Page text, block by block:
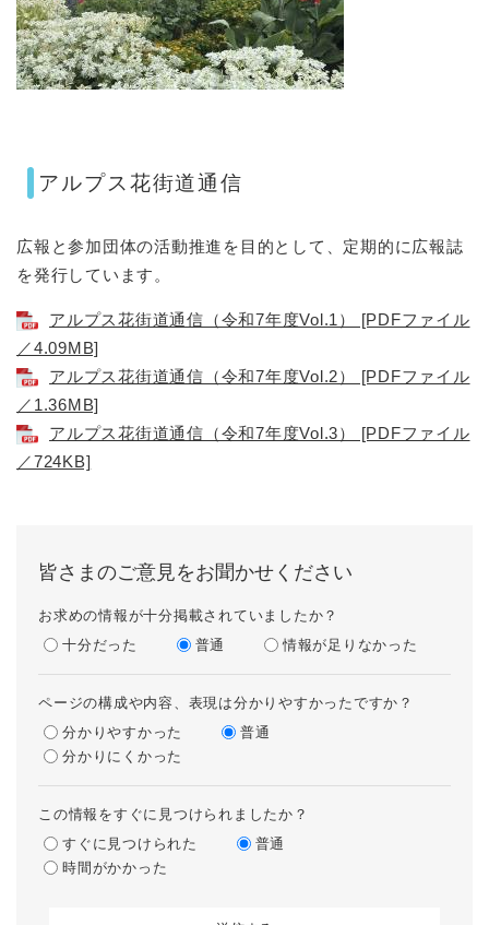
アルプス花街道通信
広報と参加団体の活動推進を目的として、定期的に広報誌
を発行しています。
アルプス花街道通信（令和7年度Vol.1） [PDFファイル
／4.09MB]
アルプス花街道通信（令和7年度Vol.2） [PDFファイル
／1.36MB]
アルプス花街道通信（令和7年度Vol.3） [PDFファイル
／724KB]
皆さまのご意見をお聞かせください
お求めの情報が十分掲載されていましたか？
十分だった
普通 情報が足りなかった
ページの構成や内容、表現は分かりやすかったですか？
分かりやすかった
普通
分かりにくかった
この情報をすぐに見つけられましたか？
すぐに見つけられた
普通
時間がかかった